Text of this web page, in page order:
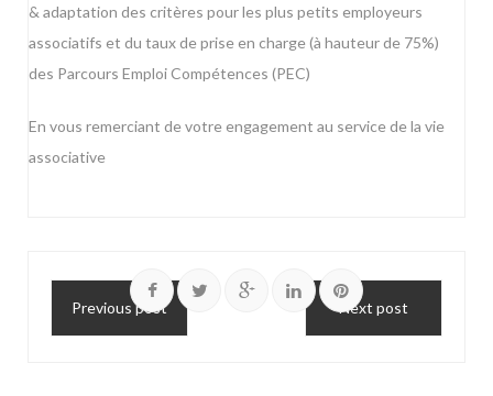
& adaptation des critères pour les plus petits employeurs
associatifs et du taux de prise en charge (à hauteur de 75%)
des Parcours Emploi Compétences (PEC)
En vous remerciant de votre engagement au service de la vie
associative
Previous post Next post